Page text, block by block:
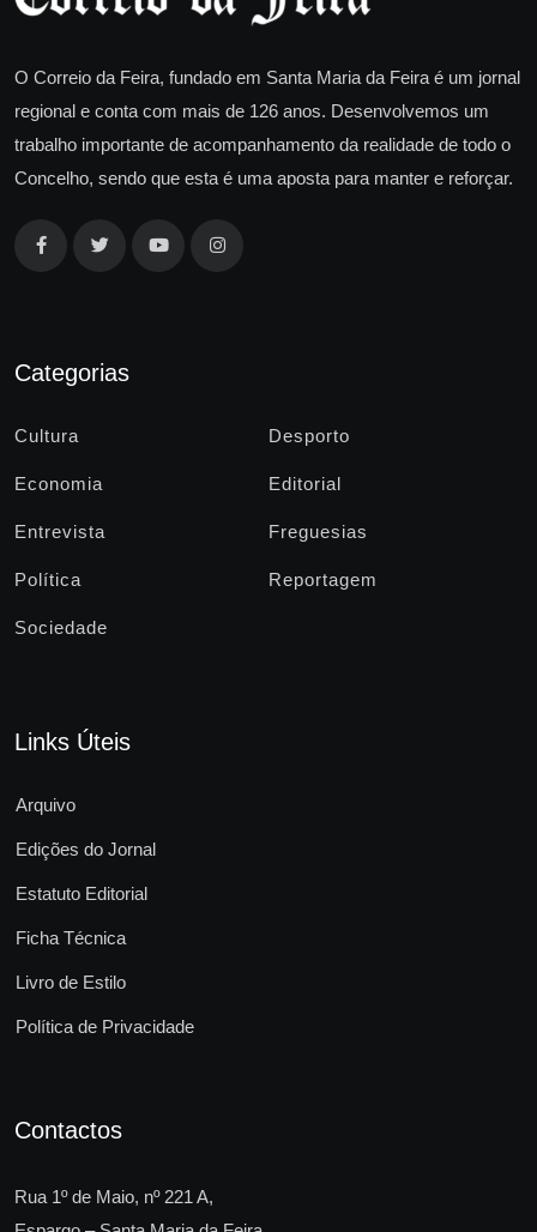
O Correio da Feira, fundado em Santa Maria da Feira é um jornal
regional e conta com mais de 126 anos. Desenvolvemos um
trabalho importante de acompanhamento da realidade de todo o
Concelho, sendo que esta é uma aposta para manter e reforçar.
Categorias
Cultura Desporto
Economia Editorial
Entrevista Freguesias
Política Reportagem
Sociedade
Links Úteis
Arquivo
Edições do Jornal
Estatuto Editorial
Ficha Técnica
Livro de Estilo
Política de Privacidade
Contactos
Rua 1º de Maio, nº 221 A,